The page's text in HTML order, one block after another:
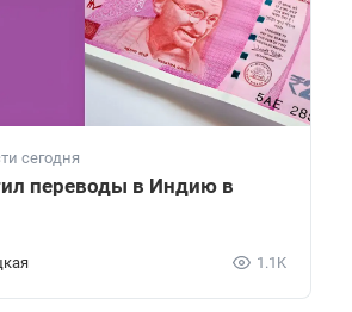
сегодня
переводы в Индию в
1.1K